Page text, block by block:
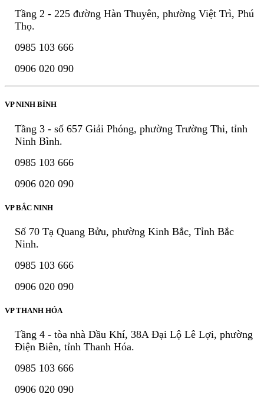
Tầng 2 - 225 đường Hàn Thuyên, phường Việt Trì, Phú
Thọ.
0985 103 666
0906 020 090
VP NINH BÌNH
Tầng 3 - số 657 Giải Phóng, phường Trường Thi, tỉnh
Ninh Bình.
0985 103 666
0906 020 090
VP BẮC NINH
Số 70 Tạ Quang Bửu, phường Kinh Bắc, Tỉnh Bắc
Ninh.
0985 103 666
0906 020 090
VP THANH HÓA
Tầng 4 - tòa nhà Dầu Khí, 38A Đại Lộ Lê Lợi, phường
Điện Biên, tỉnh Thanh Hóa.
0985 103 666
0906 020 090